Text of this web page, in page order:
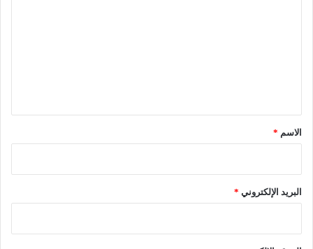
*
الاسم *
البريد الإلكتروني *